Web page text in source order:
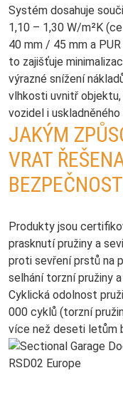
Systém dosahuje
1,10 – 1,30 W/m²K
40 mm / 45 mm a
to zajišťuje
výrazné snížení
vlhkosti uvnitř
vozidel i uskladněného
JAKÝM
VRAT
Produkty jsou
prasknutí pružiny a
proti sevření prstů na
selhání torzní pružiny
Cyklická odolnost
000 cyklů (torzní
více než deseti letům